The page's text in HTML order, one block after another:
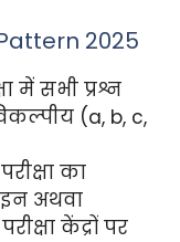
2025
में सभी प्रश्न
(a, b, c,
का
अथवा
केंद्रों पर